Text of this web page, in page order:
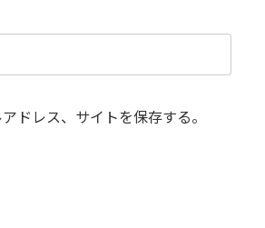
ドレス、サイトを保存する。